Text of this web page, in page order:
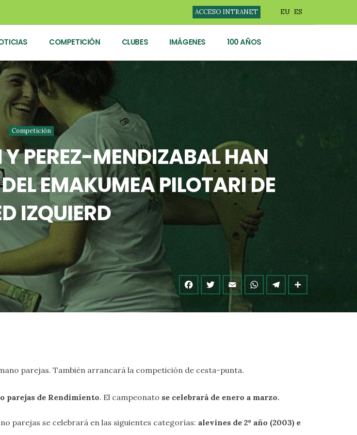
ACCESO INTRANET EU ES
COMPETICIÓN CLUBES IMÁGENES 100 AÑOS
Competición
PEREZ-MENDIZABAL HAN
EMAKUMEA PILOTARI DE
IZQUIERD
parejas. También arrancará la competición de cesta-punta.
parejas de Rendimiento. El campeonato se celebrará de enero a marzo.
parejas se celebrará en las siguientes categorías: alevines de 2º año (2003) e